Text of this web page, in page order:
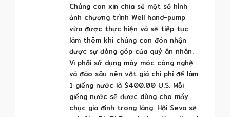
Chúng con xin chia sẻ một số hình
ảnh chương trình Well hand-pump
vừa được thực hiện và sẽ tiếp tục
làm thêm khi chúng con đón nhận
được sự đóng góp của quý ân nhân.
Vì phải sử dụng máy móc công nghệ
và đào sâu nên vật giá chi phí để làm
1 giếng nước là $400.00 U.S. Mỗi
giếng nước sẽ được dùng cho mấy
chục gia đình trong làng. Hội Seva sẽ